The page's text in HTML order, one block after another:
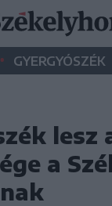
• GYERGYÓSZÉK
lesz
a